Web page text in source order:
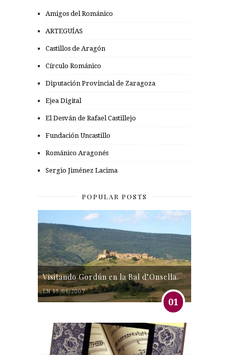
Amigos del Románico
ARTEGUÍAS
Castillos de Aragón
Círculo Románico
Diputación Provincial de Zaragoza
Ejea Digital
El Desván de Rafael Castillejo
Fundación Uncastillo
Románico Aragonés
Sergio Jiménez Lacima
POPULAR POSTS
Visitando Gordún en la Bal d’Onsella.
EN 19/06/2007
01